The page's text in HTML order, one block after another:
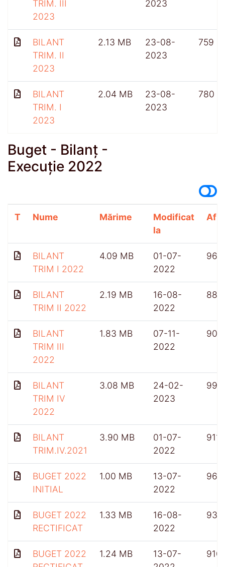
TRIM. III
2023
2023
BILANT
TRIM. II
2023
2.13 MB
23-08-
2023
759
BILANT
TRIM. I
2023
2.04 MB
23-08-
2023
780
Buget - Bilanț -
Execuție 2022
T Nume Mărime
Modificat
la
BILANT
TRIM I 2022
4.09 MB
01-07-
2022
968
BILANT
TRIM II 2022
2.19 MB
16-08-
2022
886
BILANT
TRIM III
2022
1.83 MB
07-11-
2022
906
BILANT
TRIM IV
2022
3.08 MB
24-02-
2023
992
BILANT
TRIM.IV.2021
3.90 MB
01-07-
2022
911
BUGET 2022
INITIAL
1.00 MB
13-07-
2022
965
BUGET 2022
RECTIFICAT
1.33 MB
16-08-
2022
934
BUGET 2022
1.24 MB
13-07-
910